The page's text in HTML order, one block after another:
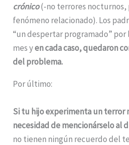
crónico(-no terrores nocturnos,
fenómeno relacionado). Los
“un despertar programado”
mes yen cada caso, quedaron
del problema.
Por último:
Si tu hijo experimenta un terror
necesidad de mencionárselo al
no tienen ningún recuerdo del